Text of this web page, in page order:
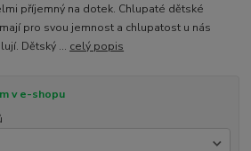
příjemný na dotek. Chlupaté dětské
pro svou jemnost a chlupatost u nás
Dětský ... celý popis
v e-shopu